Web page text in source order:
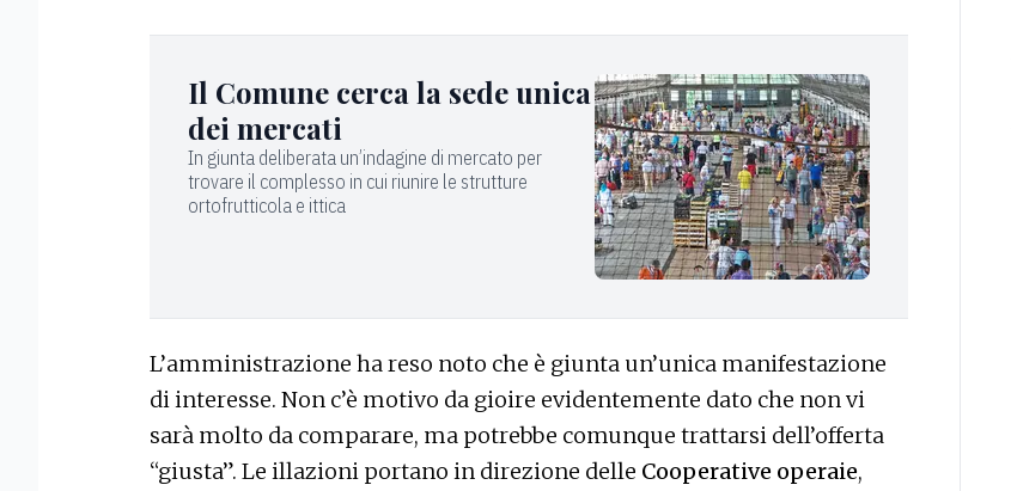
Il Comune cerca la sede unica
dei mercati
In giunta deliberata un’indagine di mercato per
trovare il complesso in cui riunire le strutture
ortofrutticola e ittica
L’amministrazione ha reso noto che è giunta un’unica manifestazione
di interesse. Non c’è motivo da gioire evidentemente dato che non vi
sarà molto da comparare, ma potrebbe comunque trattarsi dell’offerta
“giusta”. Le illazioni portano in direzione delle Cooperative operaie,